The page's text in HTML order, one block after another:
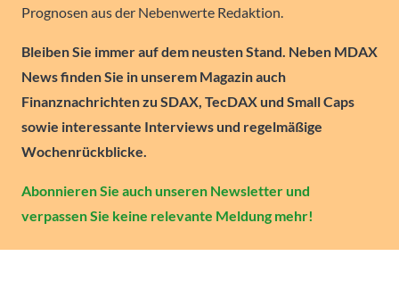
Prognosen aus der Nebenwerte Redaktion.
Bleiben Sie immer auf dem neusten Stand. Neben MDAX
News finden Sie in unserem Magazin auch
Finanznachrichten zu SDAX, TecDAX und Small Caps
sowie interessante Interviews und regelmäßige
Wochenrückblicke.
Abonnieren Sie auch unseren Newsletter und
verpassen Sie keine relevante Meldung mehr!